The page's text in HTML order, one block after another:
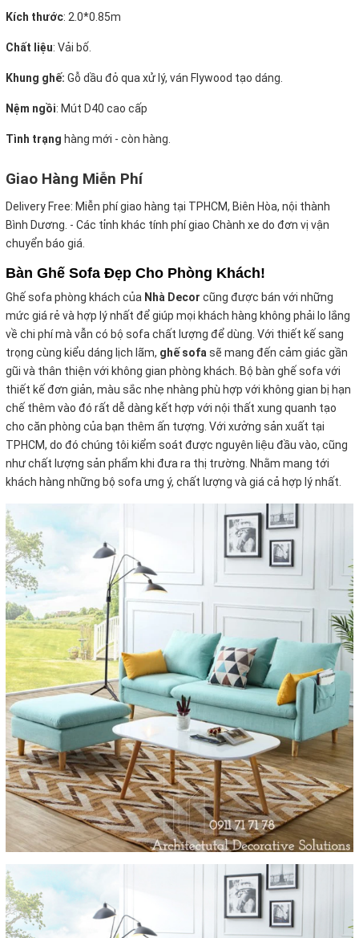
Kích thước: 2.0*0.85m
Chất liệu: Vải bố.
Khung ghế: Gỗ dầu đỏ qua xử lý, ván Flywood tạo dáng.
Nệm ngồi: Mút D40 cao cấp
Tình trạng hàng mới - còn hàng.
Giao Hàng Miễn Phí
Delivery Free: Miễn phí giao hàng tại TPHCM, Biên Hòa, nội thành
Bình Dương. - Các tỉnh khác tính phí giao Chành xe do đơn vị vận
chuyển báo giá.
Bàn Ghế Sofa Đẹp Cho Phòng Khách!
Ghế sofa phòng khách của Nhà Decor cũng được bán với những
mức giá rẻ và hợp lý nhất để giúp mọi khách hàng không phải lo lắng
về chi phí mà vẫn có bộ sofa chất lượng để dùng. Với thiết kế sang
trọng cùng kiểu dáng lịch lãm, ghế sofasẽ mang đến cảm giác gần
gũi và thân thiện với không gian phòng khách. Bộ bàn ghế sofa với
thiết kế đơn giản, màu sắc nhẹ nhàng phù hợp với không gian bị hạn
chế thêm vào đó rất dễ dàng kết hợp với nội thất xung quanh tạo
cho căn phòng của bạn thêm ấn tượng. Với xưởng sản xuất tại
TPHCM, do đó chúng tôi kiểm soát được nguyên liệu đầu vào, cũng
như chất lượng sản phẩm khi đưa ra thị trường. Nhằm mang tới
khách hàng những bộ sofa ưng ý, chất lượng và giá cả hợp lý nhất.